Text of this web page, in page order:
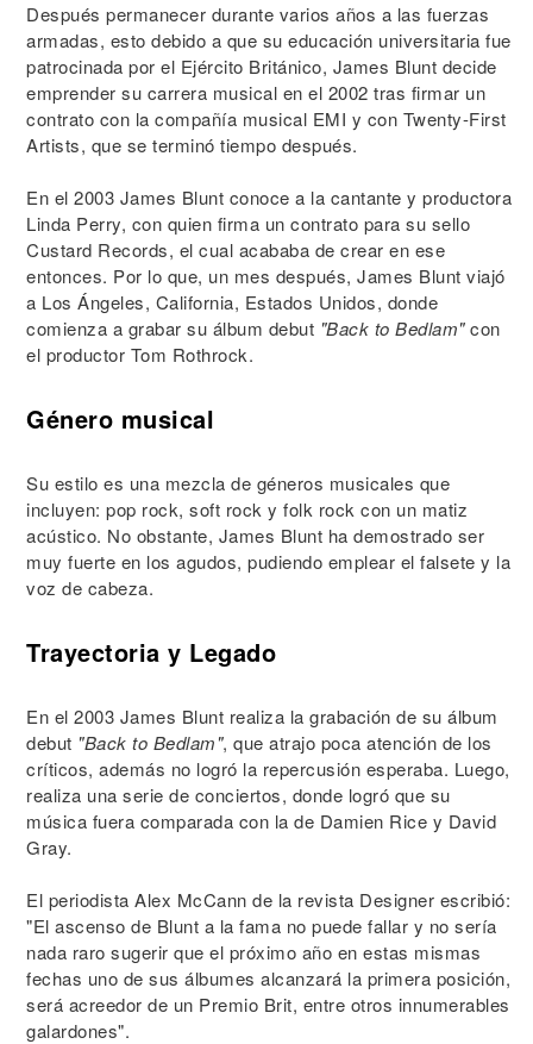
Después permanecer durante varios años a las fuerzas
armadas, esto debido a que su educación universitaria fue
patrocinada por el Ejército Británico, James Blunt decide
emprender su carrera musical en el 2002 tras firmar un
contrato con la compañía musical EMI y con Twenty-First
Artists, que se terminó tiempo después.
En el 2003 James Blunt conoce a la cantante y productora
Linda Perry, con quien firma un contrato para su sello
Custard Records, el cual acababa de crear en ese
entonces. Por lo que, un mes después, James Blunt viajó
a Los Ángeles, California, Estados Unidos, donde
comienza a grabar su álbum debut "Back to Bedlam"con
el productor Tom Rothrock.
Género musical
Su estilo es una mezcla de géneros musicales que
incluyen: pop rock, soft rock y folk rock con un matiz
acústico. No obstante, James Blunt ha demostrado ser
muy fuerte en los agudos, pudiendo emplear el falsete y la
voz de cabeza.
Trayectoria y Legado
En el 2003 James Blunt realiza la grabación de su álbum
debut "Back to Bedlam", que atrajo poca atención de los
críticos, además no logró la repercusión esperaba. Luego,
realiza una serie de conciertos, donde logró que su
música fuera comparada con la de Damien Rice y David
Gray.
El periodista Alex McCann de la revista Designer escribió:
"El ascenso de Blunt a la fama no puede fallar y no sería
nada raro sugerir que el próximo año en estas mismas
fechas uno de sus álbumes alcanzará la primera posición,
será acreedor de un Premio Brit, entre otros innumerables
galardones".